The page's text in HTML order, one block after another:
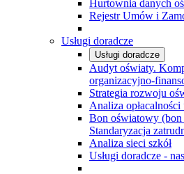
Hurtownia danych
Rejestr Umów i
Usługi doradcze
Usługi doradcze
Audyt oświaty.
organizacyjno-
Strategia rozwoju
Analiza
Bon oświatowy
Standaryzacja
Analiza sieci szkół
Usługi doradcze -